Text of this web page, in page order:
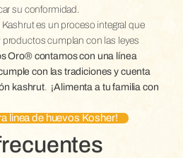
su conformidad.
es un proceso integral que
cumplan con las leyes
Oro® contamos con una línea
con las tradiciones y cuenta
kashrut.
¡Alimenta a tu familia con
linea de huevos Kosher!